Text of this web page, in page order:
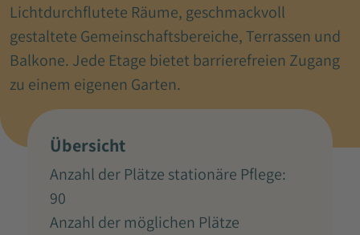
Lichtdurchflutete Räume, geschmackvoll
gestaltete Gemeinschaftsbereiche, Terrassen und
Balkone. Jede Etage bietet barrierefreien Zugang
zu einem eigenen Garten.
Übersicht
Anzahl der Plätze stationäre Pflege:
90
Anzahl der möglichen Plätze